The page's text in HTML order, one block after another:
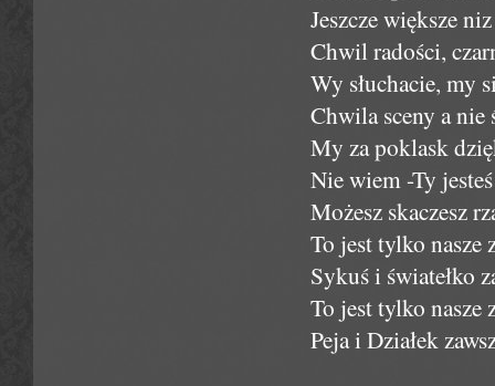
Jeszcze większe
Chwil radości,
Wy słuchacie, my
Chwila sceny a nie
My za poklask
Nie wiem -Ty
Możesz skaczesz
To jest tylko nasze
Sykuś i światełko
To jest tylko nasze
Peja i Działek